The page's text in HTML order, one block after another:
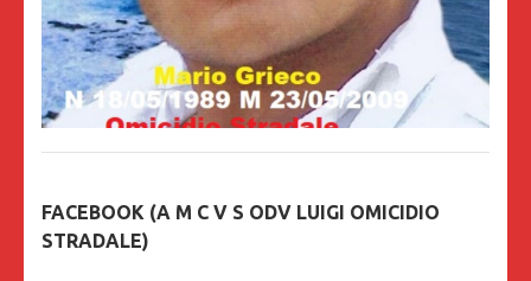
FACEBOOK (A M C V S ODV LUIGI OMICIDIO
STRADALE)